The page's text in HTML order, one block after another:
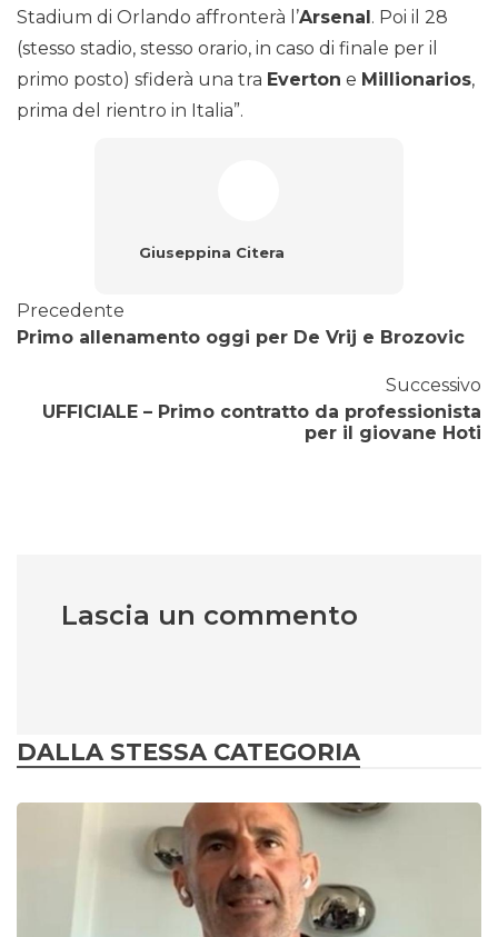
Stadium di Orlando affronterà l’Arsenal. Poi il 28
(stesso stadio, stesso orario, in caso di finale per il
primo posto) sfiderà una tra Everton e Millionarios,
prima del rientro in Italia”.
Giuseppina Citera
Precedente
Primo allenamento oggi per De Vrij e Brozovic
Successivo
UFFICIALE – Primo contratto da professionista
per il giovane Hoti
Lascia un commento
DALLA STESSA CATEGORIA